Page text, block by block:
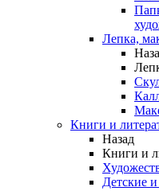
Лепка,
Книги и
Назад
Книги и
Детские